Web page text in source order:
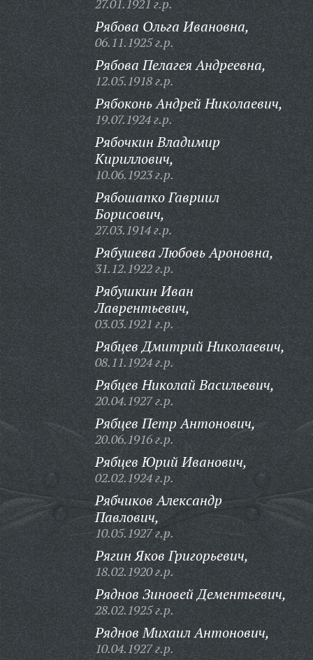
27.01.1921 г.р.
Рябова Ольга Ивановна,
06.11.1925 г.р.
Рябова Пелагея Андреевна,
12.05.1918 г.р.
Рябоконь Андрей Николаевич,
19.07.1924 г.р.
Рябочкин Владимир
Кириллович,
10.06.1923 г.р.
Рябошапко Гавриил
Борисович,
27.03.1914 г.р.
Рябушева Любовь Ароновна,
31.12.1922 г.р.
Рябушкин Иван
Лаврентьевич,
03.03.1921 г.р.
Рябцев Дмитрий Николаевич,
08.11.1924 г.р.
Рябцев Николай Васильевич,
20.04.1927 г.р.
Рябцев Петр Антонович,
20.06.1916 г.р.
Рябцев Юрий Иванович,
02.02.1924 г.р.
Рябчиков Александр
Павлович,
10.05.1927 г.р.
Рягин Яков Григорьевич,
18.02.1920 г.р.
Ряднов Зиновей Дементьевич,
28.02.1925 г.р.
Ряднов Михаил Антонович,
10.04.1927 г.р.